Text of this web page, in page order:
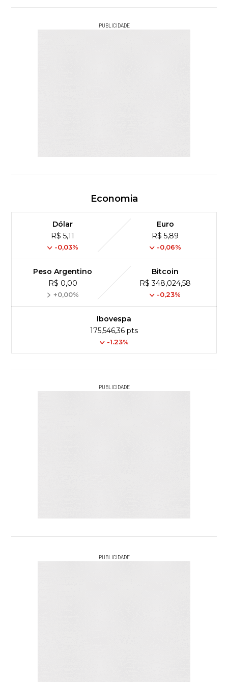
PUBLICIDADE
Economia
Dólar
R$ 5,11
-0,03%
Euro
R$ 5,89
-0,06%
Peso Argentino
R$ 0,00
+0,00%
Bitcoin
R$ 348,024,58
-0,23%
Ibovespa
175,546,36 pts
-1.23%
PUBLICIDADE
PUBLICIDADE